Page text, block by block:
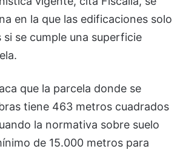
en la que las edificaciones solo
si se cumple una superficie
que la parcela donde se
tiene 463 metros cuadrados
la normativa sobre suelo
de 15.000 metros para